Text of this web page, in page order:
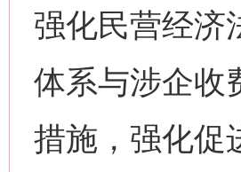
强化民营经济
体系与涉企收
措施，强化促